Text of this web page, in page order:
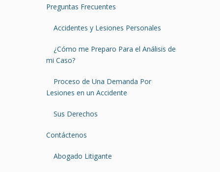
Preguntas Frecuentes
Accidentes y Lesiones Personales
¿Cómo me Preparo Para el Análisis de
mi Caso?
Proceso de Una Demanda Por
Lesiones en un Accidente
Sus Derechos
Contáctenos
Abogado Litigante